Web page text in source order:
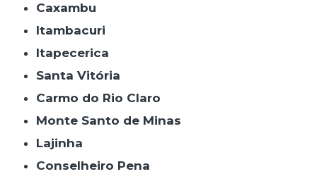
Caxambu
Itambacuri
Itapecerica
Santa Vitória
Carmo do Rio Claro
Monte Santo de Minas
Lajinha
Conselheiro Pena